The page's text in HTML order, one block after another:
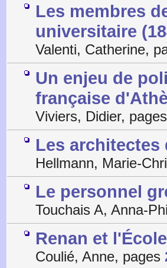
Les membres
universitaire
Valenti, Catherine,
Un enjeu de
française
Viviers, Didier, pages
Les architectes
Hellmann, Marie-
Le personnel
Touchais A, Anna-
Renan et
Coulié, Anne, pages